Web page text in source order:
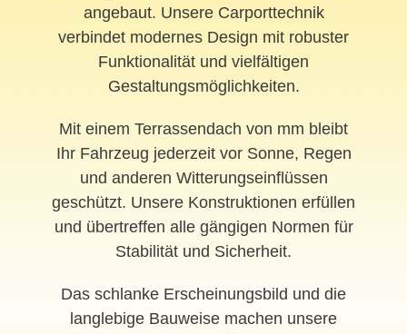
angebaut. Unsere Carporttechnik
verbindet modernes Design mit robuster
Funktionalität und vielfältigen
Gestaltungsmöglichkeiten.
Mit einem Terrassendach von mm bleibt
Ihr Fahrzeug jederzeit vor Sonne, Regen
und anderen Witterungseinflüssen
geschützt. Unsere Konstruktionen erfüllen
und übertreffen alle gängigen Normen für
Stabilität und Sicherheit.
Das schlanke Erscheinungsbild und die
langlebige Bauweise machen unsere